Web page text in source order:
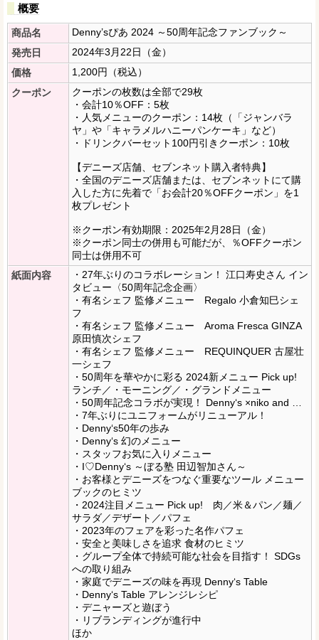
概要
商品名
Denny’sぴあ 2024 ～50周年記念ファンブック～
発売日
2024年3月22日（金）
価格
1,200円（税込）
クーポン
クーポンの枚数は全部で29枚
・会計10％OFF：5枚
・人気メニューのクーポン：14枚（「ジャンバラ
ヤ」や「キャラメルハニーパンケーキ」など）
・ドリンクバーセット100円引きクーポン：10枚
【デニーズ店舗、セブンネット購入者特典】
・全国のデニーズ店舗または、セブンネットにて購
入した方に先着で「お会計20％OFFクーポン」を1
枚プレゼント
※クーポン有効期限：2025年2月28日（金）
※クーポン同士の併用も可能だが、％OFFクーポン
同士は併用不可
紙面内容
・27年ぶりのコラボレーション！ 江口寿史さん イン
タビュー〈50周年記念企画〉
・有名シェフ 監修メニュー Regalo 小倉知巳シェ
フ
・有名シェフ 監修メニュー Aroma Fresca GINZA
原田慎次シェフ
・有名シェフ 監修メニュー REQUINQUER 古屋壮
一シェフ
・50周年を華やかに彩る 2024新メニュー Pick up!
ランチ／・モーニング／・グランドメニュー
・50周年記念コラボが実現！ Dennyʻs ×niko and …
・7年ぶりにユニフォームがリニューアル！
・Dennyʻs50年の歩み
・Dennyʻs 幻のメニュー
・スタッフお気に入りメニュー
・I♡Dennyʻs ～ぼる塾 田辺智加さん～
・お客様とデニーズをつなぐ重要なツール メニュー
ブックのヒミツ
・2024注目メニュー Pick up! 肉／米＆パン／麺／
サラダ／デザート／パフェ
・2023年のフェアを彩った名作パフェ
・安全と美味しさを追求 食材のヒミツ
・グループ全体で持続可能な社会を目指す！ SDGs
への取り組み
・家庭でデニーズの味を再現 Dennyʻs Table
・Dennyʻs Table アレンジレシピ
・デニャーズと遊ぼう
・リブランディングが進行中
ほか